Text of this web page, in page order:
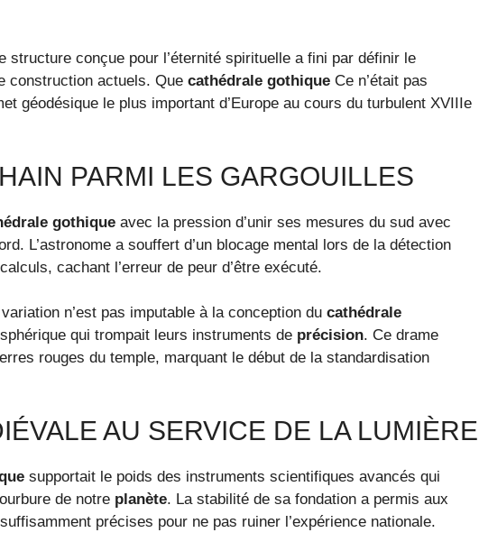
structure conçue pour l’éternité spirituelle a fini par définir le
construction actuels. Que cathédrale gothique Ce n’était pas
géodésique le plus important d’Europe au cours du turbulent XVIIIe
PARMI LES GARGOUILLES
gothique avec la pression d’unir ses mesures du sud avec
L’astronome a souffert d’un blocage mental lors de la détection
cachant l’erreur de peur d’être exécuté.
n’est pas imputable à la conception du cathédrale
qui trompait leurs instruments de précision. Ce drame
rouges du temple, marquant le début de la standardisation
AU SERVICE DE LA LUMIÈRE
supportait le poids des instruments scientifiques avancés qui
de notre planète. La stabilité de sa fondation a permis aux
précises pour ne pas ruiner l’expérience nationale.